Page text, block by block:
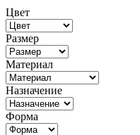
Цвет
Размер
Материал
Назначение
Форма